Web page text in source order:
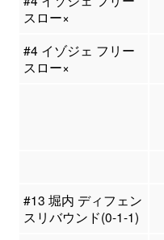
スロー×
#4 イゾジェ フリー
スロー×
#13 堀内 ディフェン
スリバウンド(0-1-1)